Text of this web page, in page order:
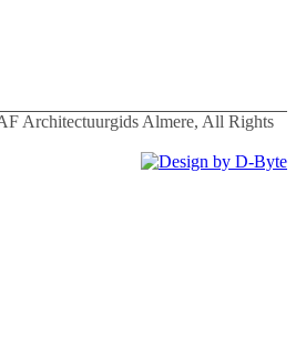
Architectuurgids Almere, All Rights